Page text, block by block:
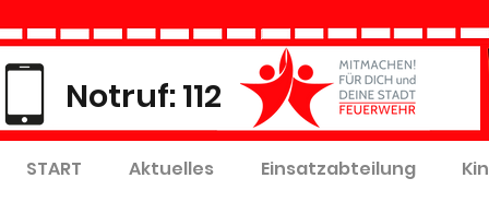
Notruf: 112
START Aktuelles Einsatzabteilung